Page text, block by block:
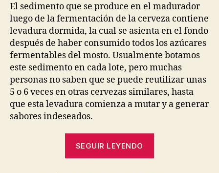
El sedimento que se produce en el madurador
luego de la fermentación de la cerveza contiene
levadura dormida, la cual se asienta en el fondo
después de haber consumido todos los azúcares
fermentables del mosto. Usualmente botamos
este sedimento en cada lote, pero muchas
personas no saben que se puede reutilizar unas
5 o 6 veces en otras cervezas similares, hasta
que esta levadura comienza a mutar y a generar
sabores indeseados.
SEGUIR LEYENDO